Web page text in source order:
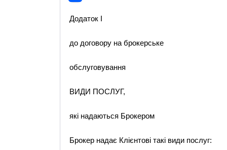
Додаток І
до договору на брокерське
обслуговування
ВИДИ ПОСЛУГ,
які надаються Брокером
Брокер надає Клієнтові такі види послуг: